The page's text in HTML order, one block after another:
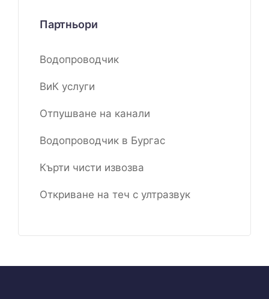
Партньори
Водопроводчик
ВиК услуги
Отпушване на канали
Водопроводчик в Бургас
Кърти чисти извозва
Откриване на теч с ултразвук